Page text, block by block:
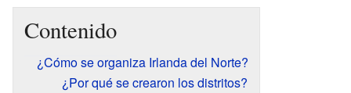
Contenido
¿Cómo se organiza Irlanda del Norte?
¿Por qué se crearon los distritos?